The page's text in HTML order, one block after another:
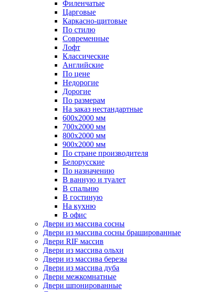
Филенчатые
Царговые
Каркасно-щитовые
По стилю
Современные
Лофт
Классические
Английские
По цене
Недорогие
Дорогие
По размерам
На заказ нестандартные
600х2000 мм
700х2000 мм
800х2000 мм
900х2000 мм
По стране производителя
Белорусские
По назначению
В ванную и туалет
В спальню
В гостиную
На кухню
В офис
Двери из массива сосны
Двери из массива сосны брашированные
Двери RIF массив
Двери из массива ольхи
Двери из массива березы
Двери из массива дуба
Двери межкомнатные
Двери шпонированные